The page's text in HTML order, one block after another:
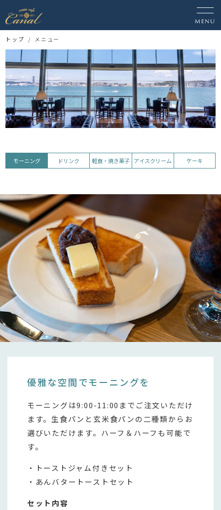
MENU
トップ メニュー
モーニング ドリンク 軽食・焼き菓子 アイスクリーム ケーキ
優雅な空間でモーニングを
モーニングは9:00-11:00までご注文いただけ
ます。生食パンと玄米食パンの二種類からお
選びいただけます。ハーフ＆ハーフも可能で
す。
・トーストジャム付きセット
・あんバタートーストセット
セット内容